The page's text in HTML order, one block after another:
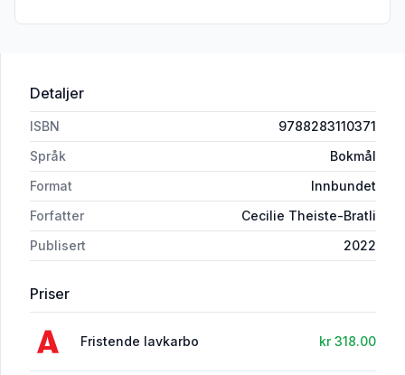
Detaljer
ISBN
9788283110371
Språk
Bokmål
Format
Innbundet
Forfatter
Cecilie Theiste-Bratli
Publisert
2022
Priser
Fristende lavkarbo kr 318.00